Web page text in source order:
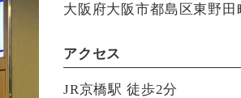
大阪府大阪市都島区東野田
アクセス
JR京橋駅 徒歩2分